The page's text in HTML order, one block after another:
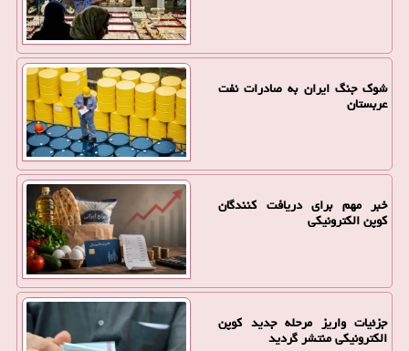
شوک جنگ ایران به صادرات نفت
عربستان
خبر مهم برای دریافت کنندگان
کوپن الکترونیکی
جزئیات واریز مرحله جدید کوپن
الکترونیکی منتشر گردید